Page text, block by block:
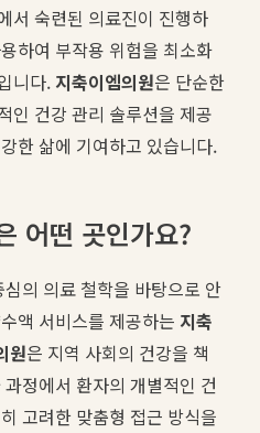
서 숙련된 의료진이 진행하
하여 부작용 위험을 최소화
니다. 지축이엠의원은 단순한
인 건강 관리 솔루션을 제공
한 삶에 기여하고 있습니다.
어떤 곳인가요?
심의 의료 철학을 바탕으로 안
액 서비스를 제공하는 지축
원은 지역 사회의 건강을 책
정에서 환자의 개별적인 건
고려한 맞춤형 접근 방식을